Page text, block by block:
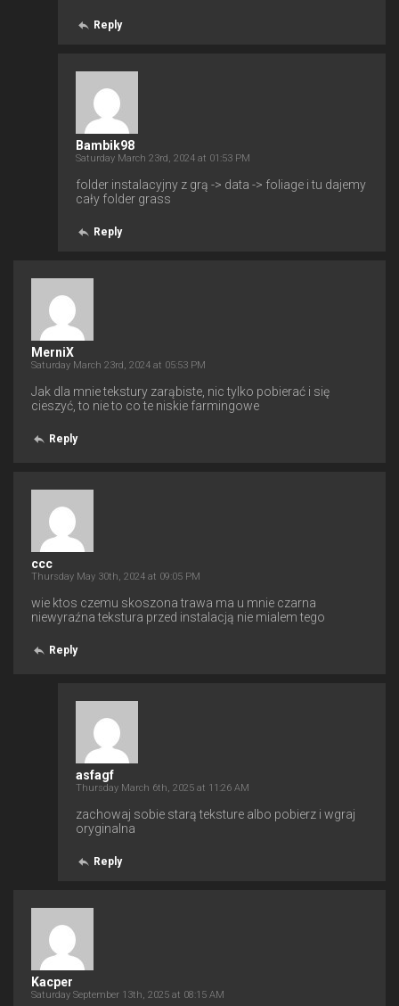
Reply
Bambik98
Saturday March 23rd, 2024 at 01:53 PM
folder instalacyjny z grą -> data -> foliage i tu dajemy
cały folder grass
Reply
MerniX
Saturday March 23rd, 2024 at 05:53 PM
Jak dla mnie tekstury zarąbiste, nic tylko pobierać i się
cieszyć, to nie to co te niskie farmingowe
Reply
ccc
Thursday May 30th, 2024 at 09:05 PM
wie ktos czemu skoszona trawa ma u mnie czarna
niewyraźna tekstura przed instalacją nie mialem tego
Reply
asfagf
Thursday March 6th, 2025 at 11:26 AM
zachowaj sobie starą teksture albo pobierz i wgraj
oryginalna
Reply
Kacper
Saturday September 13th, 2025 at 08:15 AM